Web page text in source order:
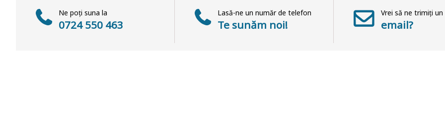
Ne poți suna la
0724 550 463
Lasă-ne un număr de telefon
Te sunăm noi!
Vrei să ne trimiți un
email?